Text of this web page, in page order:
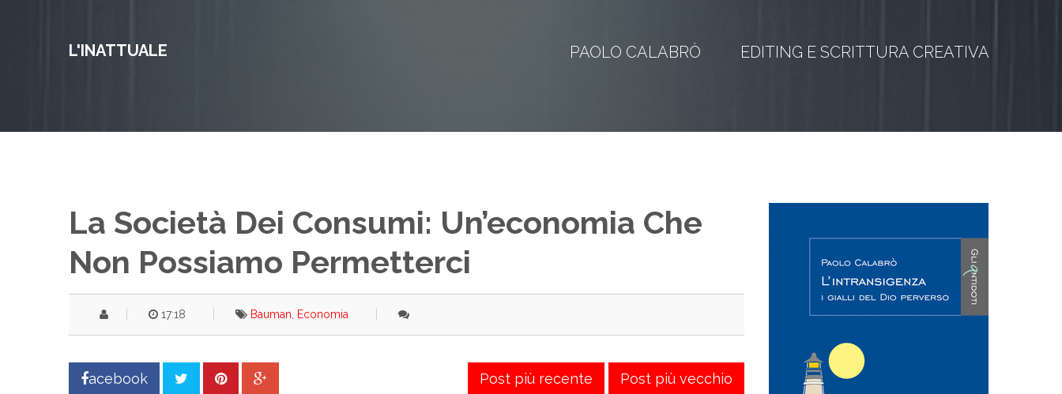
L'INATTUALE PAOLO CALABRÒ EDITING E SCRITTURA CREATIVA
La Società Dei Consumi: Un’economia Che
Non Possiamo Permetterci
17:18 Bauman Economia
acebook Post più recente Post più vecchio